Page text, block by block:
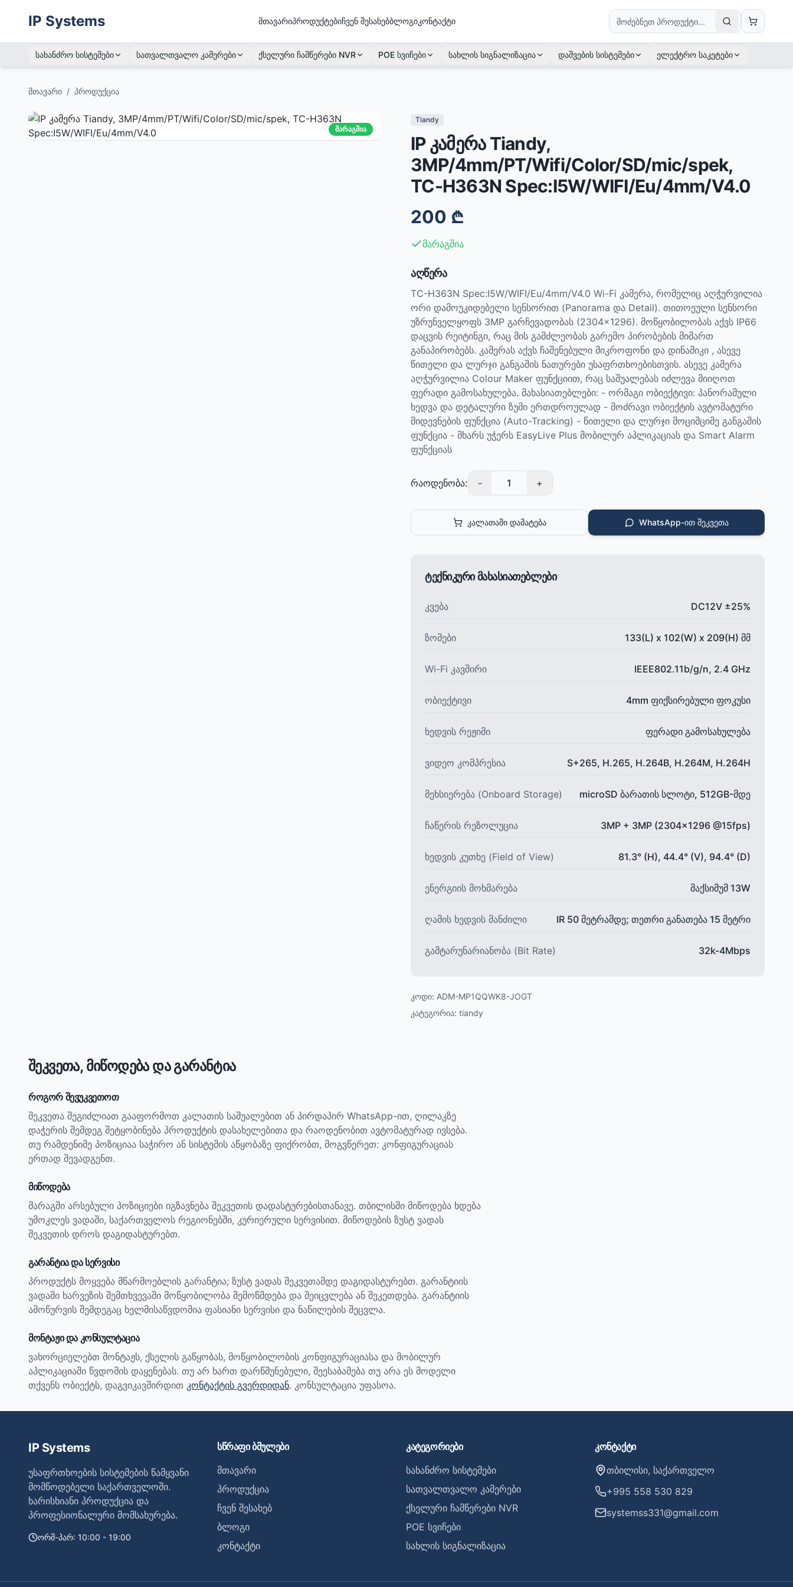
IP Systems მთავარიპროდუქტებიჩვენ შესახებბლოგიკონტაქტი
სახანძრო სისტემები სათვალთვალო კამერები ქსელური ჩამწერები NVR POE სვიჩები სახლის სიგნალიზაცია დაშვების სისტემები ელექტრო საკეტები
მთავარი / პროდუქცია
მარაგშია
Tiandy
IP კამერა Tiandy,
3MP/4mm/PT/Wifi/Color/SD/mic/spek,
TC-H363N Spec:I5W/WIFI/Eu/4mm/V4.0
200 ₾
მარაგშია
აღწერა
TC-H363N Spec:I5W/WIFI/Eu/4mm/V4.0 Wi-Fi კამერა, რომელიც აღჭურვილია
ორი დამოუკიდებელი სენსორით (Panorama და Detail). თითოეული სენსორი
უზრუნველყოფს 3MP გარჩევადობას (2304×1296). მოწყობილობას აქვს IP66
დაცვის რეიტინგი, რაც მის გამძლეობას გარემო პირობების მიმართ
განაპირობებს. კამერას აქვს ჩაშენებული მიკროფონი და დინამიკი , ასევე
წითელი და ლურჯი განგაშის ნათურები უსაფრთხოებისთვის. ასევე კამერა
აღჭურვილია Colour Maker ფუნქციით, რაც საშუალებას იძლევა მიიღოთ
ფერადი გამოსახულება. მახასიათებლები: - ორმაგი ობიექტივი: პანორამული
ხედვა და დეტალური ზუმი ერთდროულად - მოძრავი ობიექტის ავტომატური
მიდევნების ფუნქცია (Auto-Tracking) - წითელი და ლურჯი მოციმციმე განგაშის
ფუნქცია - მხარს უჭერს EasyLive Plus მობილურ აპლიკაციას და Smart Alarm
ფუნქციას
რაოდენობა: - 1 +
კალათაში დამატება WhatsApp-ით შეკვეთა
ტექნიკური მახასიათებლები
კვება DC12V ±25%
ზომები 133(L) x 102(W) x 209(H) მმ
Wi-Fi კავშირი IEEE802.11b/g/n, 2.4 GHz
ობიექტივი 4mm ფიქსირებული ფოკუსი
ხედვის რეჟიმი ფერადი გამოსახულება
ვიდეო კომპრესია S+265, H.265, H.264B, H.264M, H.264H
მეხსიერება (Onboard Storage) microSD ბარათის სლოტი, 512GB-მდე
ჩაწერის რეზოლუცია 3MP + 3MP (2304×1296 @15fps)
ხედვის კუთხე (Field of View) 81.3° (H), 44.4° (V), 94.4° (D)
ენერგიის მოხმარება მაქსიმუმ 13W
ღამის ხედვის მანძილი IR 50 მეტრამდე; თეთრი განათება 15 მეტრი
გამტარუნარიანობა (Bit Rate) 32k-4Mbps
კოდი: ADM-MP1QQWK8-JOGT
კატეგორია: tiandy
შეკვეთა, მიწოდება და გარანტია
როგორ შევუკვეთოთ
შეკვეთა შეგიძლიათ გააფორმოთ კალათის საშუალებით ან პირდაპირ WhatsApp-ით, ღილაკზე
დაჭერის შემდეგ შეტყობინება პროდუქტის დასახელებითა და რაოდენობით ავტომატურად ივსება.
თუ რამდენიმე პოზიციაა საჭირო ან სისტემის აწყობაზე ფიქრობთ, მოგვწერეთ: კონფიგურაციას
ერთად შევადგენთ.
მიწოდება
მარაგში არსებული პოზიციები იგზავნება შეკვეთის დადასტურებისთანავე. თბილისში მიწოდება ხდება
უმოკლეს ვადაში, საქართველოს რეგიონებში, კურიერული სერვისით. მიწოდების ზუსტ ვადას
შეკვეთის დროს დაგიდასტურებთ.
გარანტია და სერვისი
პროდუქტს მოყვება მწარმოებლის გარანტია; ზუსტ ვადას შეკვეთამდე დაგიდასტურებთ. გარანტიის
ვადაში ხარვეზის შემთხვევაში მოწყობილობა შემოწმდება და შეიცვლება ან შეკეთდება. გარანტიის
ამოწურვის შემდეგაც ხელმისაწვდომია ფასიანი სერვისი და ნაწილების შეცვლა.
მონტაჟი და კონსულტაცია
ვახორციელებთ მონტაჟს, ქსელის გაწყობას, მოწყობილობის კონფიგურაციასა და მობილურ
აპლიკაციაში წვდომის დაყენებას. თუ არ ხართ დარწმუნებული, შეესაბამება თუ არა ეს მოდელი
თქვენს ობიექტს, დაგვიკავშირდით კონტაქტის გვერდიდან. კონსულტაცია უფასოა.
IP Systems
უსაფრთხოების სისტემების წამყვანი
მომწოდებელი საქართველოში.
ხარისხიანი პროდუქცია და
პროფესიონალური მომსახურება.
ორშ-პარ: 10:00 - 19:00
სწრაფი ბმულები
მთავარი
პროდუქცია
ჩვენ შესახებ
ბლოგი
კონტაქტი
კატეგორიები
სახანძრო სისტემები
სათვალთვალო კამერები
ქსელური ჩამწერები NVR
POE სვიჩები
სახლის სიგნალიზაცია
კონტაქტი
თბილისი, საქართველო
+995 558 530 829
systemss331@gmail.com